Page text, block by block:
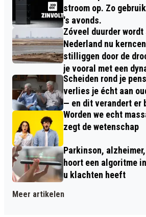
stroom op. Zo
's avonds.
Zóveel duurder
Nederland nu
stilliggen door de
je vooral met een
Scheiden rond je
verlies je écht aan
— en dit verandert er
Worden we echt
zegt de wetenschap
Parkinson,
hoort een algoritme
u klachten heeft
Meer artikelen